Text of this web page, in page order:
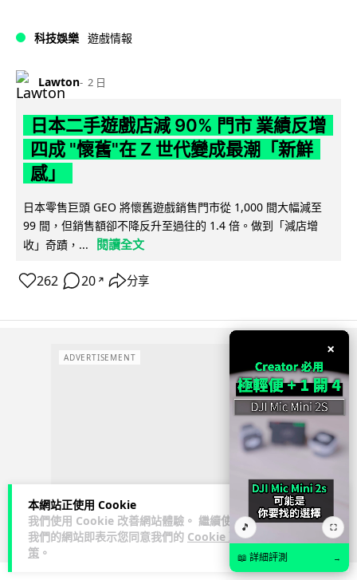
本網站正使用 Cookie
我們使用 Cookie 改善網站體驗。 繼續使用
我們的網站即表示您同意我們的 Cookie 政
策 。
科技娛樂 遊戲情報
Lawton 2 日
日本二手遊戲店減 90% 門市 業績反增
四成 "懷舊"在 Z 世代變成最潮「新鮮
感」
日本零售巨頭 GEO 將懷舊遊戲銷售門市從 1,000 間大幅減至
99 間，但銷售額卻不降反升至過往的 1.4 倍。做到「減店增
收」奇蹟，...
閱讀全文
262 20 ↗ 分享
ADVERTISEMENT ×
🎵 ⛶
📖 詳細評測 →